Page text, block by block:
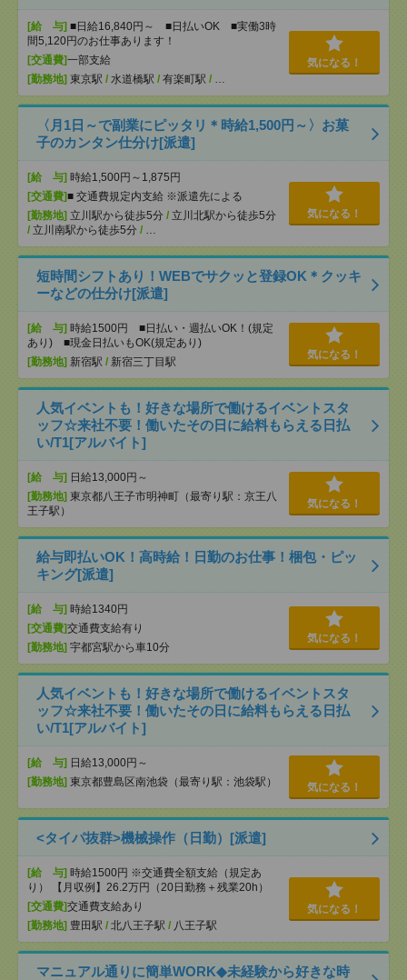
[給 与] ■日給16,840円～ ■日払いOK ■実働3時
間5,120円のお仕事あります！
[交通費]一部支給
[勤務地] 東京駅 / 水道橋駅 / 有楽町駅 / …
気になる！
〈月1日～で副業にピッタリ＊時給1,500円～〉お菓
子のカンタン仕分け[派遣]
[給 与] 時給1,500円～1,875円
[交通費]■ 交通費規定内支給 ※派遣先による
[勤務地] 立川駅から徒歩5分 / 立川北駅から徒歩5分
/ 立川南駅から徒歩5分 / …
気になる！
短時間シフトあり！WEBでサクッと登録OK＊クッキ
ーなどの仕分け[派遣]
[給 与] 時給1500円 ■日払い・週払いOK！(規定
あり) ■現金日払いもOK(規定あり)
[勤務地] 新宿駅 / 新宿三丁目駅
気になる！
人気イベントも！好きな場所で働けるイベントスタ
ッフ☆来社不要！働いたその日に給料もらえる日払
い/T1[アルバイト]
[給 与] 日給13,000円～
[勤務地] 東京都八王子市明神町（最寄り駅：京王八
王子駅）
気になる！
給与即払いOK！高時給！日勤のお仕事！梱包・ピッ
キング[派遣]
[給 与] 時給1340円
[交通費]交通費支給有り
[勤務地] 宇都宮駅から車10分
気になる！
人気イベントも！好きな場所で働けるイベントスタ
ッフ☆来社不要！働いたその日に給料もらえる日払
い/T1[アルバイト]
[給 与] 日給13,000円～
[勤務地] 東京都豊島区南池袋（最寄り駅：池袋駅） 気になる！
<タイパ抜群>機械操作（日勤）[派遣]
[給 与] 時給1500円 ※交通費全額支給（規定あ
り） 【月収例】26.2万円（20日勤務＋残業20h）
[交通費]交通費支給あり
[勤務地] 豊田駅 / 北八王子駅 / 八王子駅
気になる！
マニュアル通りに簡単WORK◆未経験から好きな時